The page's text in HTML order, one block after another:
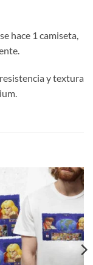
hace 1 camiseta,
y textura